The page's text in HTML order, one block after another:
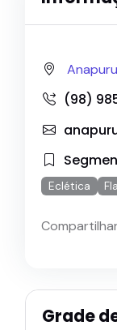
(98)
Eclética
Grade